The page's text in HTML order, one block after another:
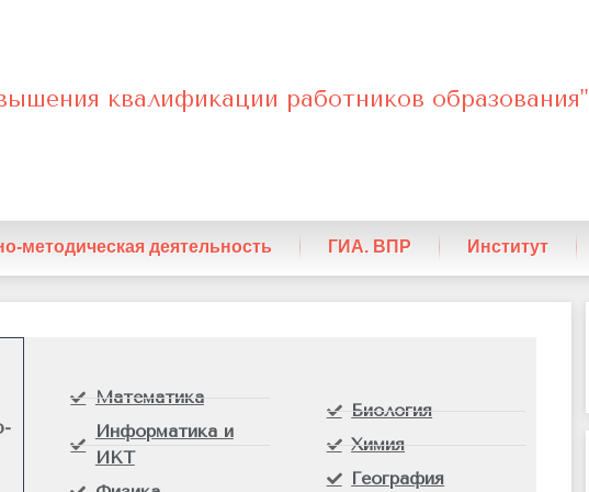
квалификации работников образования"
методическая деятельность ГИА. ВПР Институт
Математика
Информатика и
ИКТ
Биология
Химия
География